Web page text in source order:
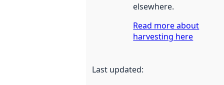
elsewhere.
Read more about
harvesting here
Last updated: